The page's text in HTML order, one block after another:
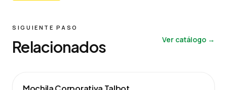
SIGUIENTE PASO
Relacionados Ver catálogo →